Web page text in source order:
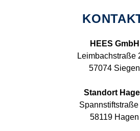
HEES GmbH
Leimbachstraße
57074 Siegen
Standort
Spannstiftstraße
58119 Hagen